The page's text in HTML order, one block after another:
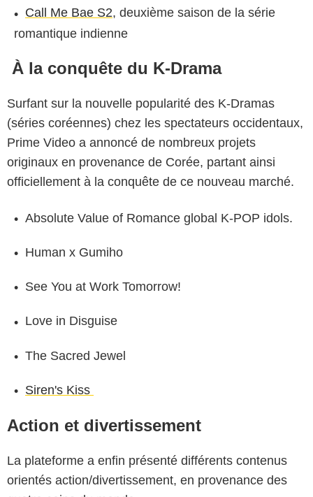
Call Me Bae S2, deuxième saison de la série
romantique indienne
À la conquête du K-Drama
Surfant sur la nouvelle popularité des K-Dramas
(séries coréennes) chez les spectateurs occidentaux,
Prime Video a annoncé de nombreux projets
originaux en provenance de Corée, partant ainsi
officiellement à la conquête de ce nouveau marché.
Absolute Value of Romance global K-POP idols.
Human x Gumiho
See You at Work Tomorrow!
Love in Disguise
The Sacred Jewel
Siren's Kiss
Action et divertissement
La plateforme a enfin présenté différents contenus
orientés action/divertissement, en provenance des